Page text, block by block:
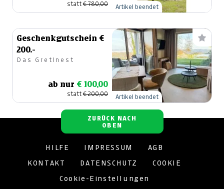
statt€ 780,00 Artikel beendet
Geschenkgutschein €
200.-
Das Gretlnest
ab nur € 100,00
statt€ 200,00 Artikel beendet
ZURÜCK NACH
OBEN
HILFE IMPRESSUM AGB
KONTAKT DATENSCHUTZ COOKIE
Cookie-Einstellungen